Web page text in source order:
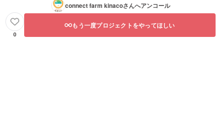
connect farm kinacoさんへアンコール
0
もう一度プロジェクトをやってほしい